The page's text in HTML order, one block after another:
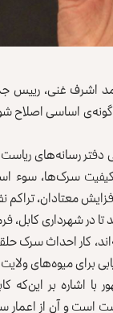
اشرف غنی،‌ رییس
اساسی اصلاح
دفتر رسانه‌های
سرک‌ها، سوء
افزایش معتادان،
تا در شهرداری
کار احداث
برای میوه‌‌های
اشاره بر این‌که
است و آن از اعمار